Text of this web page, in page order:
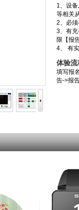
1、设
等相关
2、必须
3、有
限【报
4、 有
体验流
填写报
告->报